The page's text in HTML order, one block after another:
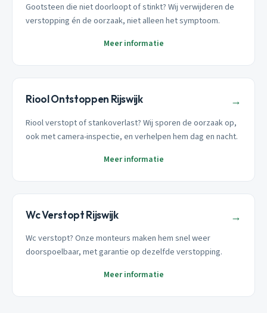
Gootsteen die niet doorloopt of stinkt? Wij verwijderen de
verstopping én de oorzaak, niet alleen het symptoom.
Meer informatie
Riool Ontstoppen Rijswijk →
Riool verstopt of stankoverlast? Wij sporen de oorzaak op,
ook met camera-inspectie, en verhelpen hem dag en nacht.
Meer informatie
Wc Verstopt Rijswijk →
Wc verstopt? Onze monteurs maken hem snel weer
doorspoelbaar, met garantie op dezelfde verstopping.
Meer informatie